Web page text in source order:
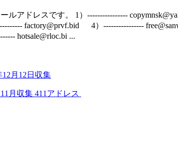
ルアドレスです。 1）----------------
factory@prvf.bid 4）----------------
hotsale@rloc.bi ...
月12日収集
月収集 411アドレス